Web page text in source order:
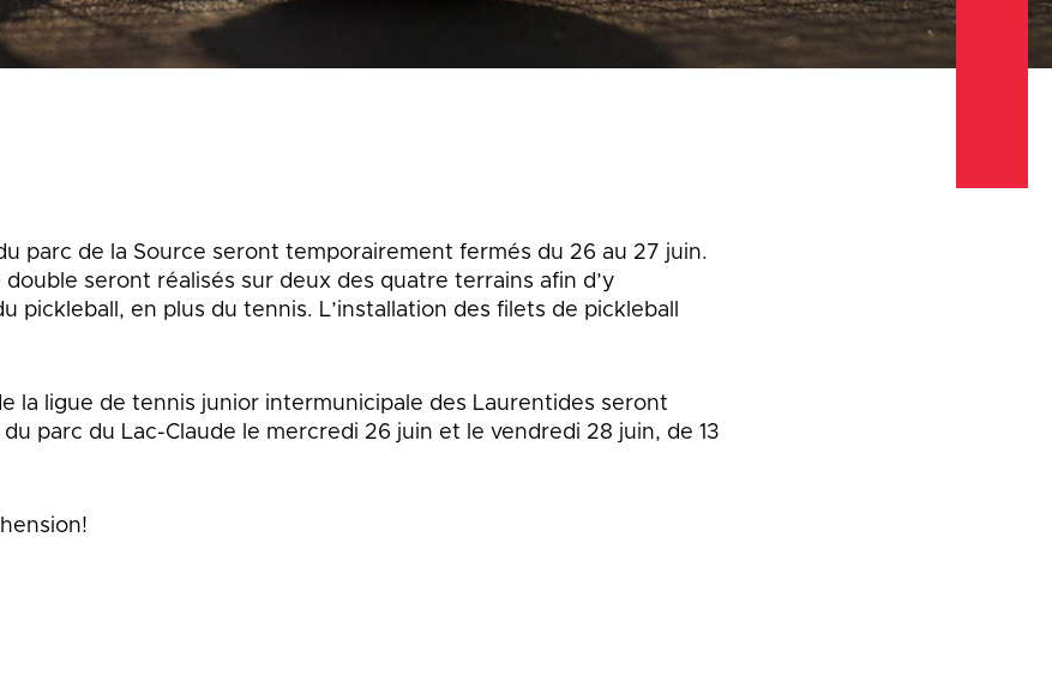
Lingettes
Pelouse écologique
Emplois
Emplois
Emplois
parc de la Source seront temporairement fermés du 26 au 27 juin.
double seront réalisés sur deux des quatre terrains afin d’y
pickleball, en plus du tennis. L’installation des filets de pickleball
la ligue de tennis junior intermunicipale des Laurentides seront
parc du Lac-Claude le mercredi 26 juin et le vendredi 28 juin, de 13